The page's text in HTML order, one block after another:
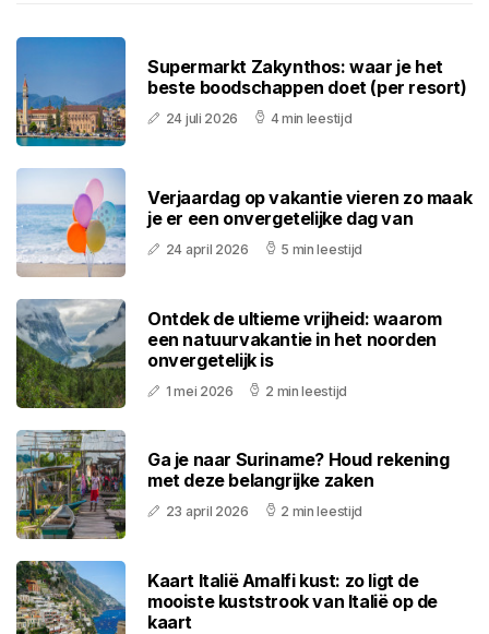
Supermarkt Zakynthos: waar je het
beste boodschappen doet (per resort)
24 juli 2026 4 min leestijd
Verjaardag op vakantie vieren zo maak
je er een onvergetelijke dag van
24 april 2026 5 min leestijd
Ontdek de ultieme vrijheid: waarom
een natuurvakantie in het noorden
onvergetelijk is
1 mei 2026 2 min leestijd
Ga je naar Suriname? Houd rekening
met deze belangrijke zaken
23 april 2026 2 min leestijd
Kaart Italië Amalfi kust: zo ligt de
mooiste kuststrook van Italië op de
kaart